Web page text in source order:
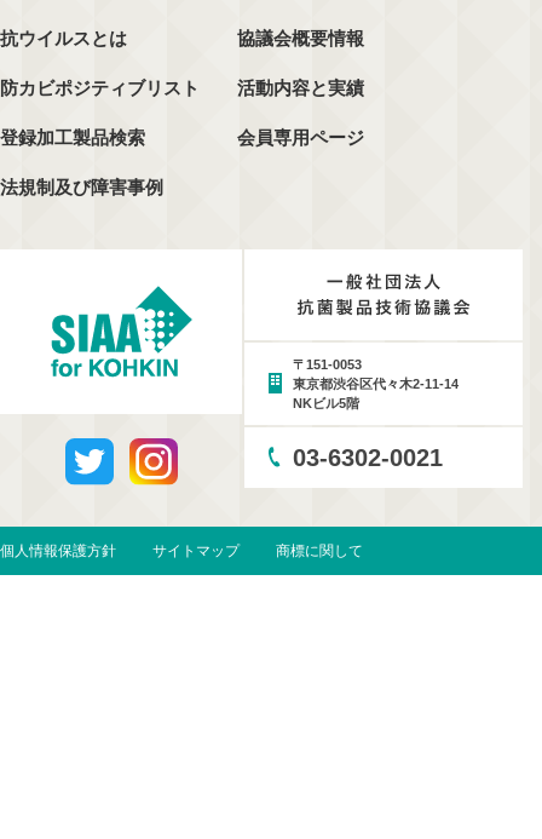
抗ウイルスとは
防カビポジティブリスト
登録加工製品検索
法規制及び障害事例
協議会概要情報
活動内容と実績
会員専用ページ
〒151-0053
東京都渋谷区代々木2-11-14
NKビル5階
03-6302-0021
個人情報保護方針 サイトマップ 商標に関して